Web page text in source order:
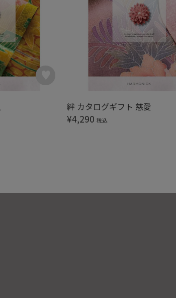
絆 カタログギフト 慈愛
¥4,290 税込